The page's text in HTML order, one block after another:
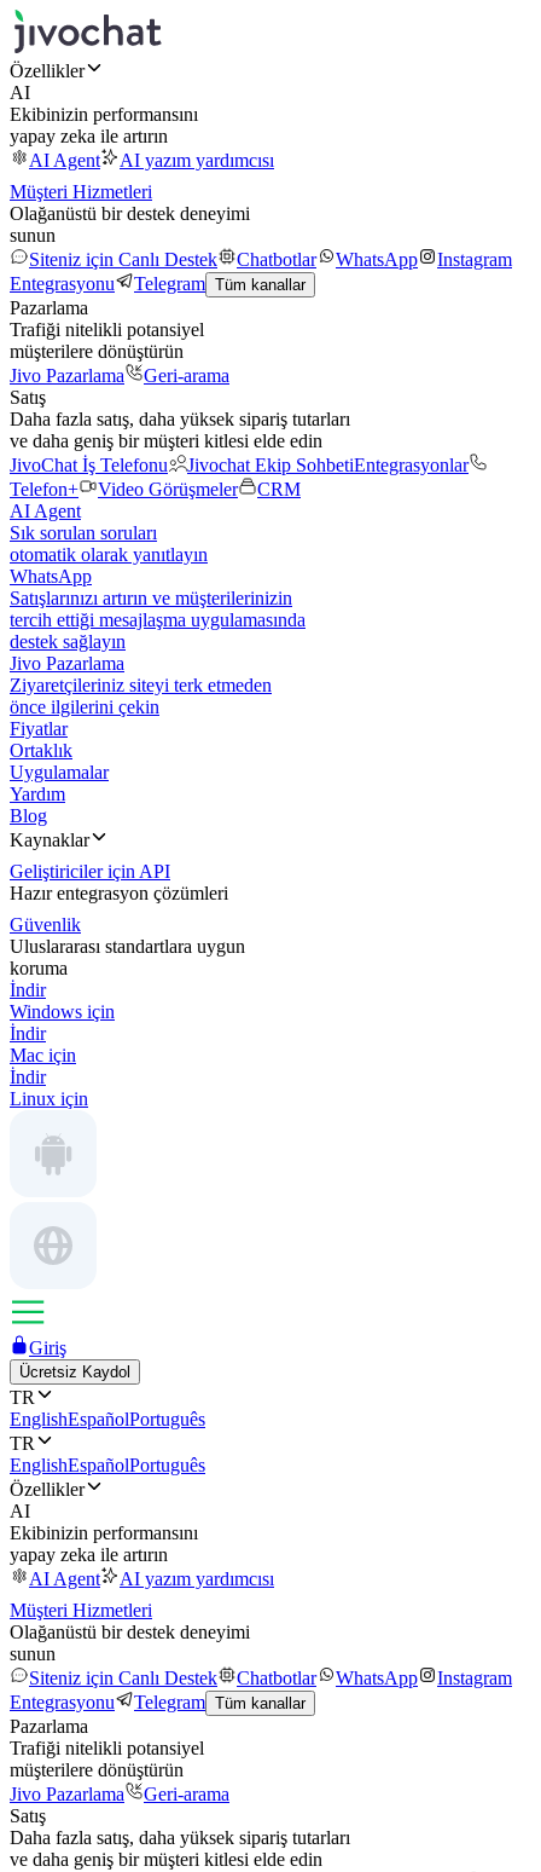
Özellikler
AI
Ekibinizin performansını
yapay zeka ile artırın
AI Agent
AI yazım yardımcısı
Müşteri Hizmetleri
Olağanüstü bir destek deneyimi
sunun
Siteniz için Canlı Destek
Chatbotlar WhatsApp
Instagram
Entegrasyonu
Telegram Tüm kanallar
Pazarlama
Trafiği nitelikli potansiyel
müşterilere dönüştürün
Jivo Pazarlama
Geri-arama
Satış
Daha fazla satış, daha yüksek sipariş tutarları
ve daha geniş bir müşteri kitlesi elde edin
JivoChat İş Telefonu
Jivochat Ekip SohbetiEntegrasyonlar
Telefon+
Video Görüşmeler
CRM
AI Agent
Sık sorulan soruları
otomatik olarak yanıtlayın
WhatsApp
Satışlarınızı artırın ve müşterilerinizin
tercih ettiği mesajlaşma uygulamasında
destek sağlayın
Jivo Pazarlama
Ziyaretçileriniz siteyi terk etmeden
önce ilgilerini çekin
Fiyatlar
Ortaklık
Uygulamalar
Yardım
Blog
Kaynaklar
Geliştiriciler için API
Hazır entegrasyon çözümleri
Güvenlik
Uluslararası standartlara uygun
koruma
İndir
Windows için
İndir
Mac için
İndir
Linux için
Giriş
Ücretsiz Kaydol
TR
EnglishEspañolPortuguês
TR
EnglishEspañolPortuguês
Özellikler
AI
Ekibinizin performansını
yapay zeka ile artırın
AI Agent
AI yazım yardımcısı
Müşteri Hizmetleri
Olağanüstü bir destek deneyimi
sunun
Siteniz için Canlı Destek
Chatbotlar WhatsApp
Instagram
Entegrasyonu
Telegram Tüm kanallar
Pazarlama
Trafiği nitelikli potansiyel
müşterilere dönüştürün
Jivo Pazarlama
Geri-arama
Satış
Daha fazla satış, daha yüksek sipariş tutarları
ve daha geniş bir müşteri kitlesi elde edin